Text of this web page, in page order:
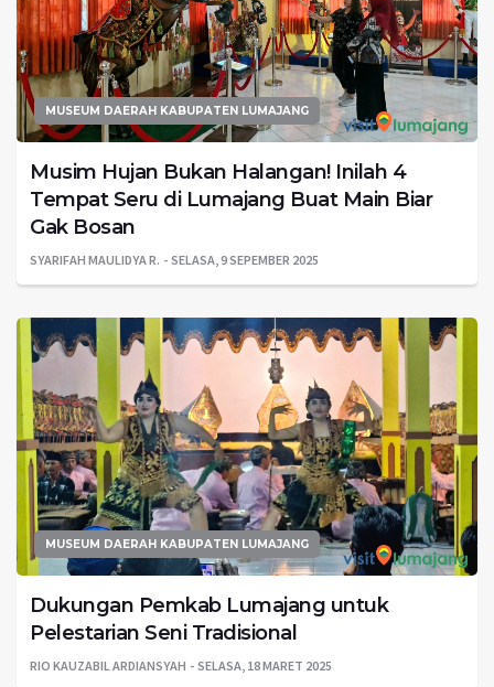
MUSEUM DAERAH KABUPATEN LUMAJANG
Musim Hujan Bukan Halangan! Inilah 4
Tempat Seru di Lumajang Buat Main Biar
Gak Bosan
SYARIFAH MAULIDYA R. SELASA, 9 SEPEMBER 2025
MUSEUM DAERAH KABUPATEN LUMAJANG
Dukungan Pemkab Lumajang untuk
Pelestarian Seni Tradisional
RIO KAUZABIL ARDIANSYAH SELASA, 18 MARET 2025